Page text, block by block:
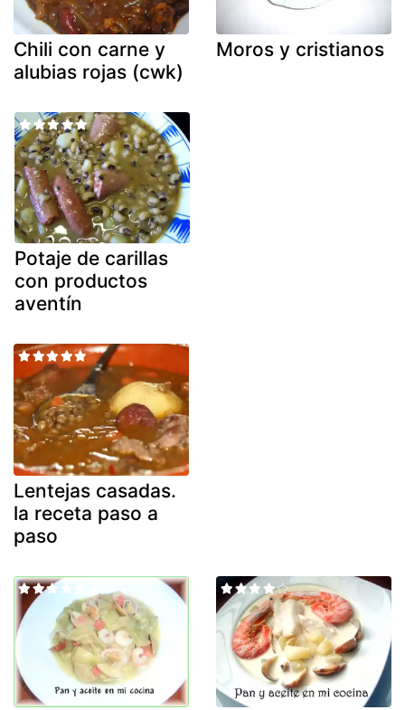
Chili con carne y
alubias rojas (cwk)
Moros y cristianos
Potaje de carillas
con productos
aventín
Lentejas casadas.
la receta paso a
paso